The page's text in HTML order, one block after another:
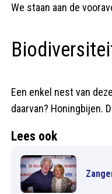
We staan aan de
Een enkel nest van
daarvan? Honingbijen.
Lees ook